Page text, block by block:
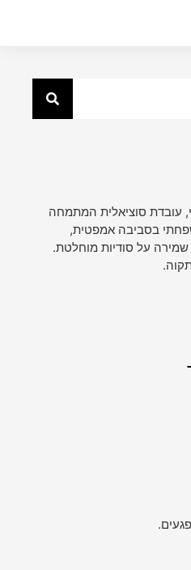
עובדת סוציאלית המתמחה
בסביבה אמפטית,
על סודיות מוחלטת.